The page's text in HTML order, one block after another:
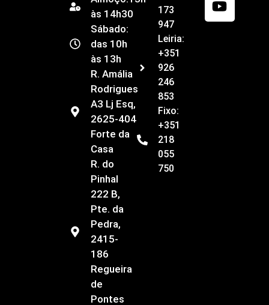
às 14h30
Sábado:
das 10h
às 13h
R. Amália
Rodrigues
A3 Lj Esq,
2625-404
Forte da
Casa
R. do
Pinhal
222 B,
Pte. da
Pedra,
2415-
186
Regueira
de
Pontes
173
947
Leiria:
+351
926
246
853
Fixo:
+351
218
055
750